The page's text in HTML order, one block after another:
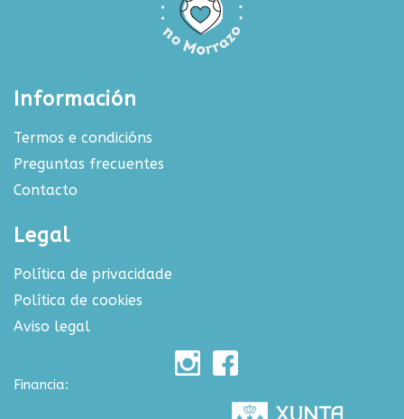
Información
Termos e condicións
Preguntas frecuentes
Contacto
Legal
Política de privacidade
Política de cookies
Aviso legal
Financia: